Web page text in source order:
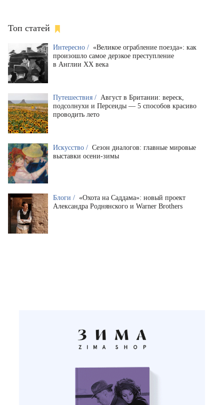
Топ статей
Интересно / «Великое ограбление поезда»: как
произошло самое дерзкое преступление
в Англии XX века
Путешествия / Август в Британии: вереск,
подсолнухи и Персеиды — 5 способов красиво
проводить лето
Искусство / Сезон диалогов: главные мировые
выставки осени-зимы
Блоги / «Охота на Саддама»: новый проект
Александра Роднянского и Warner Brothers